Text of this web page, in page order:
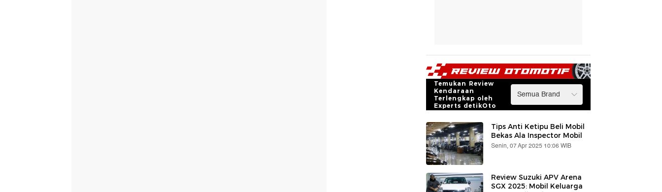
Temukan Review
Kendaraan
Terlengkap oleh
Experts detikOto
Tips Anti Ketipu Beli Mobil
Bekas Ala Inspector Mobil
Senin, 07 Apr 2025 10:06 WIB
Review Suzuki APV Arena
SGX 2025: Mobil Keluarga